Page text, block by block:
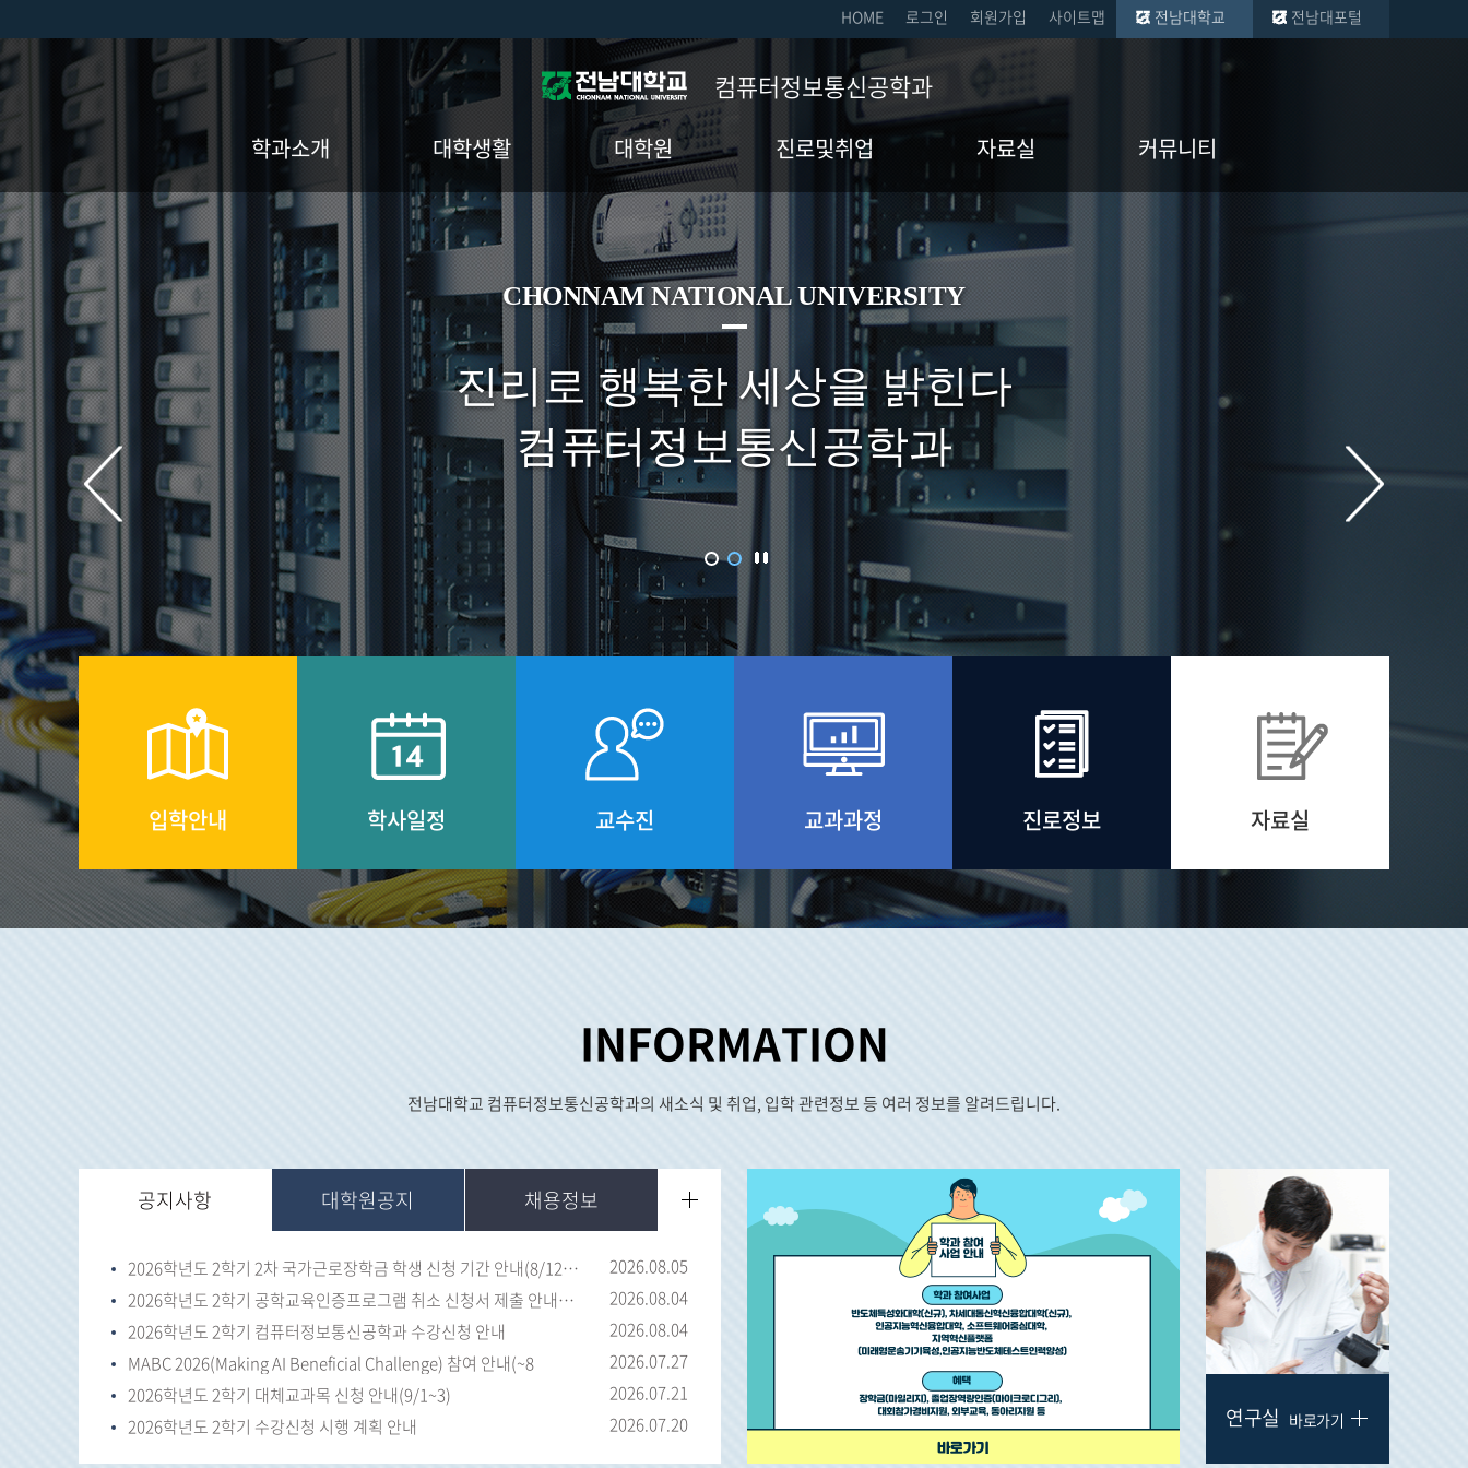
HOME 로그인 회원가입 사이트맵 전남대학교 전남대포털
컴퓨터정보통신공학과
학과소개
인사말
학과소개
학과연혁
오시는길
대학생활
학사일정
장학
공학인증
졸업자격인정기준
대학원
입학
연구실
학사일정
교과과정
공지사항
게시판
산업대학원
진로및취업 자료실
학과서식
커뮤니티
CHONNAM NATIONAL UNIVERSITY
진리로 행복한 세상을 밝힌다
컴퓨터정보통신공학과
입학안내 학사일정 교수진 교과과정 진로정보 자료실
INFORMATION
전남대학교 컴퓨터정보통신공학과의 새소식 및 취업, 입학 관련정보 등 여러 정보를 알려드립니다.
공지사항
2026학년도 2학기 2차 국가근로장학금 학생 신청 기간 안내(8/12~9/9)
2026.08.05
2026학년도 2학기 공학교육인증프로그램 취소 신청서 제출 안내(9/1~4 11:00)
2026.08.04
2026학년도 2학기 컴퓨터정보통신공학과 수강신청 안내
2026.08.04
MABC 2026(Making AI Beneficial Challenge) 참여 안내(~8
2026.07.27
2026학년도 2학기 대체교과목 신청 안내(9/1~3)
2026.07.21
2026학년도 2학기 수강신청 시행 계획 안내
2026.07.20
대학원공지 채용정보
연구실 바로가기